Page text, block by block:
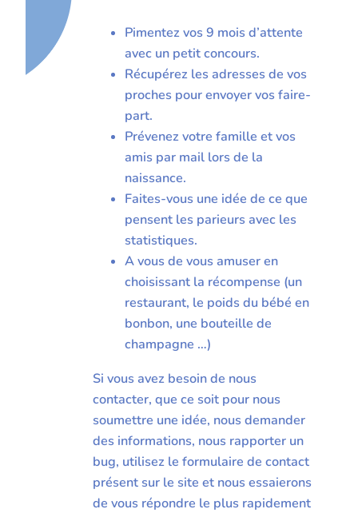
Pimentez vos 9 mois d’attente
avec un petit concours.
Récupérez les adresses de vos
proches pour envoyer vos faire-
part.
Prévenez votre famille et vos
amis par mail lors de la
naissance.
Faites-vous une idée de ce que
pensent les parieurs avec les
statistiques.
A vous de vous amuser en
choisissant la récompense (un
restaurant, le poids du bébé en
bonbon, une bouteille de
champagne …)
Si vous avez besoin de nous
contacter, que ce soit pour nous
soumettre une idée, nous demander
des informations, nous rapporter un
bug, utilisez le formulaire de contact
présent sur le site et nous essaierons
de vous répondre le plus rapidement